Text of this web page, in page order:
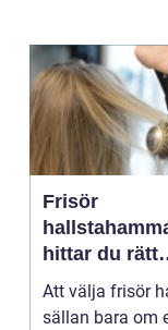
Frisör
hallstahammar
hittar du rätt
salong för stil,
kvalitet och
Att välja frisör
sällan bara om